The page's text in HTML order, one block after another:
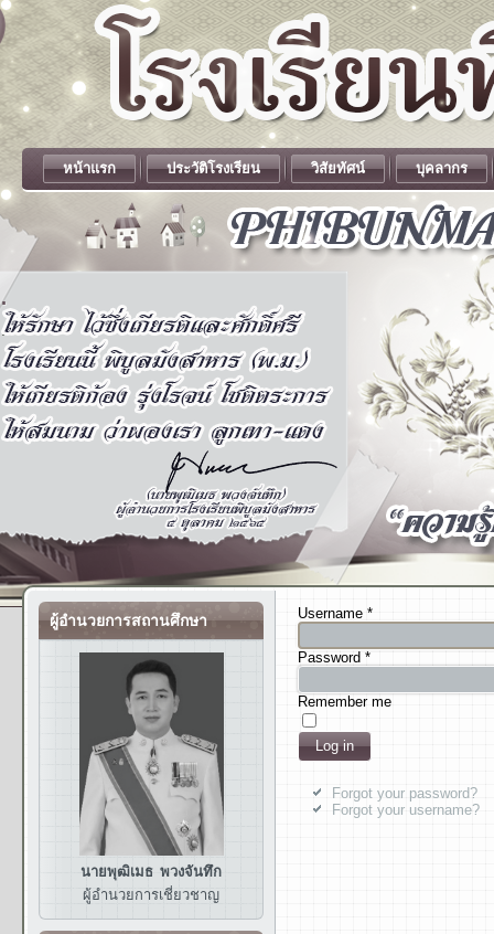
.
.
หน้าแรก ประวัติโรงเรียน วิสัยทัศน์ บุคลากร
ผู้อำนวยการสถานศึกษา
นายพุฒิเมธ พวงจันทึก
ผู้อำนวยการเชี่ยวชาญ
Username*
Password*
Remember me
Log in
Forgot your password?
Forgot your username?